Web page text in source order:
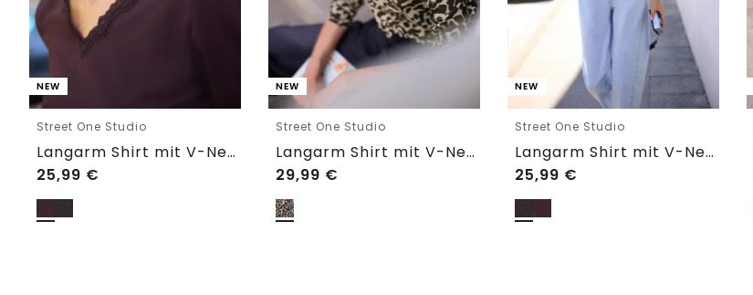
NEW
Street One Studio
Langarm Shirt mit V-Neck und Spitze
25,99 €
NEW
Street One Studio
Langarm Shirt mit V-Neck und Spitze
29,99 €
NEW
Street One Studio
Langarm Shirt mit V-Neck und Spitze
25,99 €